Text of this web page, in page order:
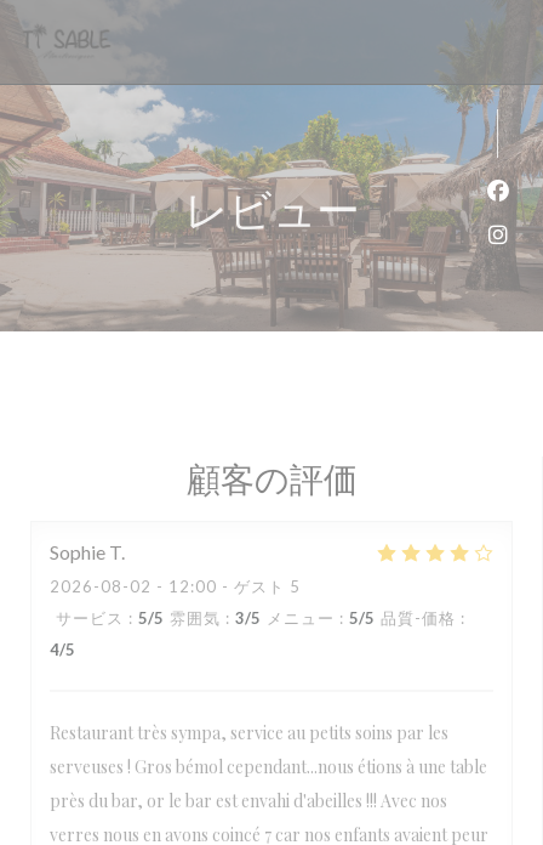
レビュー
顧客の評価
Sophie T
2026-08-02 - 12:00 - ゲスト 5
サービス : 5/5 雰囲気 : 3/5 メニュー : 5/5 品質-価格 :
4/5
Restaurant très sympa, service au petits soins par les
serveuses ! Gros bémol cependant...nous étions à une table
près du bar, or le bar est envahi d'abeilles !!! Avec nos
verres nous en avons coincé 7 car nos enfants avaient peur